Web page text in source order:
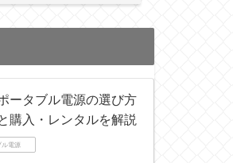
ータブル電源の選び方
購入・レンタルを解説
ル電源